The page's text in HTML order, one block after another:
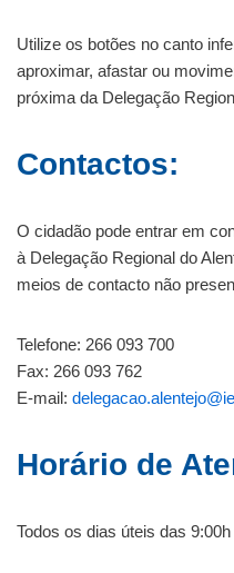
Utilize os botões no canto
aproximar, afastar ou
próxima da Delegação
Contactos:
O cidadão pode entrar em
à Delegação Regional do
meios de contacto não
Telefone: 266 093 700
Fax: 266 093 762
E-mail:
Horário de
Todos os dias úteis das